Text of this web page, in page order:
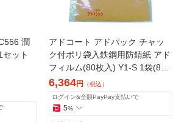
潤
ット
アドコート アドパック チャッ
ク付ポリ袋入鉄鋼用防錆紙 アド
フィルム(80枚入) Y1-S 1袋(80
枚) 375-0124（直送品）
6,364円 （税込）
ログイン&全額PayPay支払いで
5%